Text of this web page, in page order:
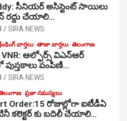
సీనియర్ అసిస్టెంట్ సాయిలు
రద్దు చేయాలి…
SIRA NEWS
వార్తలు తాజా వార్తలు తెలంగాణ
VNR: ఆల్ఫోర్స్ విఎన్ఆర్
పుస్తకాలు పంపిణి…
SIRA NEWS
ప్రజా సమస్యలు
Order:15 రోజుల్లోగా ఐటీడీఏ
కలెక్టర్ కు బదిలీ చేయాలి…